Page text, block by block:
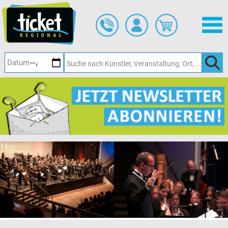
Hauptinhalt
springen